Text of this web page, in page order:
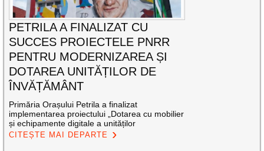
PETRILA A FINALIZAT CU
SUCCES PROIECTELE PNRR
PENTRU MODERNIZAREA ȘI
DOTAREA UNITĂȚILOR DE
ÎNVĂȚĂMÂNT
Primăria Orașului Petrila a finalizat
implementarea proiectului „Dotarea cu mobilier
și echipamente digitale a unităților
CITEȘTE MAI DEPARTE